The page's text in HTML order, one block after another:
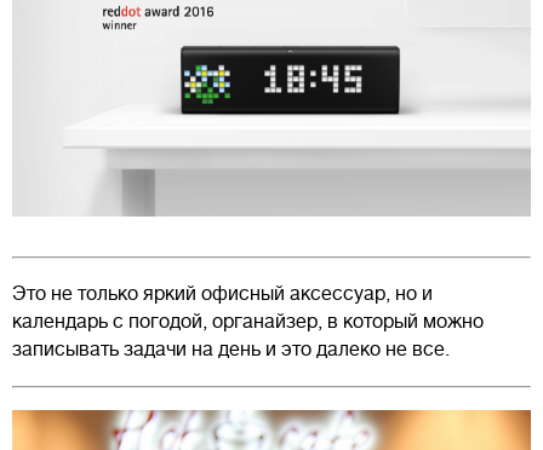
Это не только яркий офисный аксессуар, но и
календарь с погодой, органайзер, в который можно
записывать задачи на день и это далеко не все.